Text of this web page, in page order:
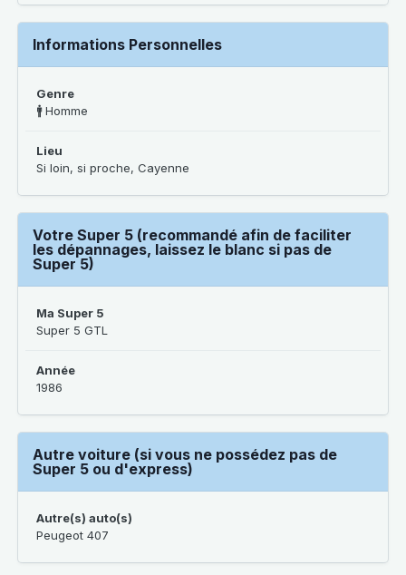
Informations Personnelles
Genre
🚹 Homme
Lieu
Si loin, si proche, Cayenne
Votre Super 5 (recommandé afin de faciliter
les dépannages, laissez le blanc si pas de
Super 5)
Ma Super 5
Super 5 GTL
Année
1986
Autre voiture (si vous ne possédez pas de
Super 5 ou d'express)
Autre(s) auto(s)
Peugeot 407